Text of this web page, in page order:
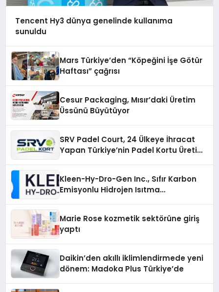
Tencent Hy3 dünya genelinde kullanıma
sunuldu
Mars Türkiye’den “Köpeğini İşe Götür
Haftası” çağrısı
Cesur Packaging, Mısır’daki Üretim
Üssünü Büyütüyor
SRV Padel Court, 24 Ülkeye İhracat
Yapan Türkiye’nin Padel Kortu Üretim
Kleen-Hy-Dro-Gen Inc., Sıfır Karbon
Emisyonlu Hidrojen Isıtma
Marie Rose kozmetik sektörüne giriş
yaptı
Daikin’den akıllı iklimlendirmede yeni
dönem: Madoka Plus Türkiye’de